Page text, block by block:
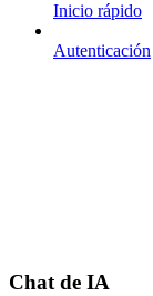
Inicio rápido
Autenticación
Chat de IA